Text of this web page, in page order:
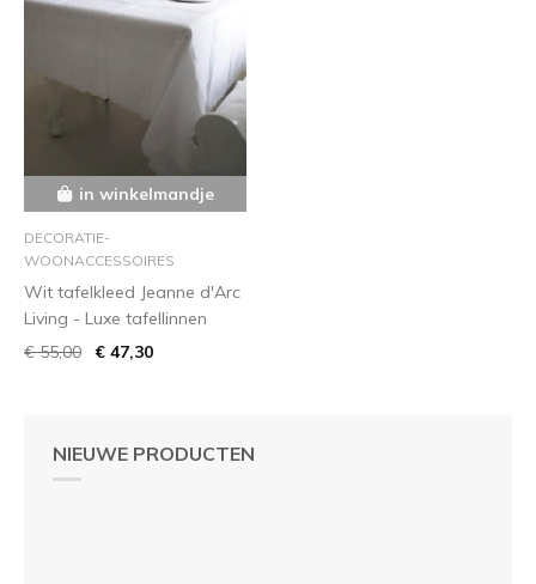
NIEUWE PRODUCTEN
in winkelmandje
DECORATIE-
WOONACCESSOIRES
Wit tafelkleed Jeanne d'Arc
Living - Luxe tafellinnen
€ 55,00
€ 47,30